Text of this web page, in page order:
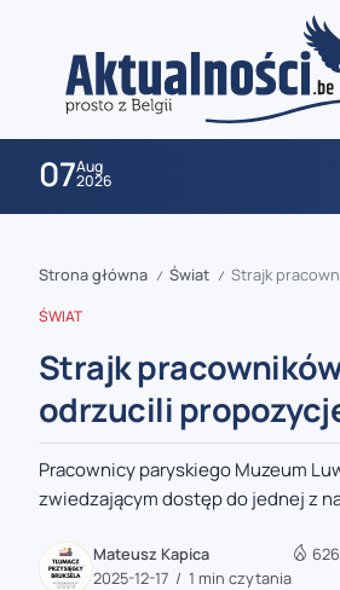
07Aug
2026
zaobserwuj nas
zaobserwuj nas
Strona główna / Świat / Strajk
ŚWIAT
Strajk
odrzucili
Pracownicy paryskiego Muzeum
zwiedzającym dostęp do jednej z
Mateusz Kapica
2025-12-17
1 min czytania
626